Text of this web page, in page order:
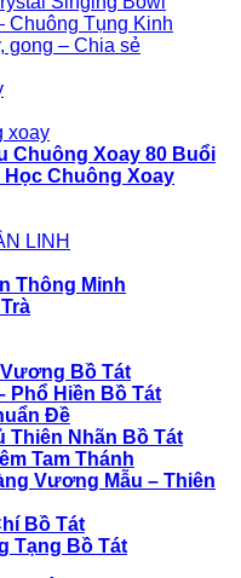
Chuông Tụng Kinh
gong – Chia sẻ
xoay
Chuông Xoay 80 Buổi
Học Chuông Xoay
LINH
Thông Minh
Bồ Tát
Phổ Hiền Bồ Tát
Đề
Thiên Nhãn Bồ Tát
Tam Thánh
Vương Mẫu – Thiên
Bồ Tát
Tạng Bồ Tát